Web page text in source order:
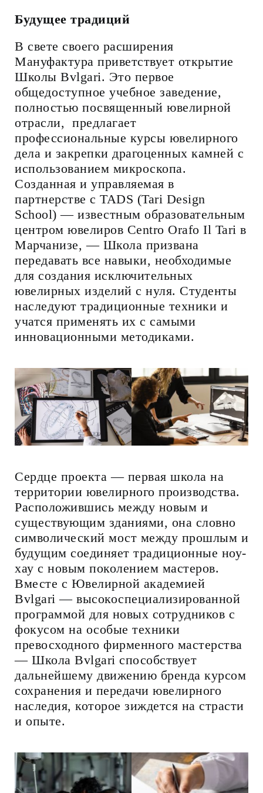
Будущее традиций
В свете своего расширения
Мануфактура приветствует открытие
Школы Bvlgari. Это первое
общедоступное учебное заведение,
полностью посвященный ювелирной
отрасли, предлагает
профессиональные курсы ювелирного
дела и закрепки драгоценных камней с
использованием микроскопа.
Созданная и управляемая в
партнерстве с TADS (Tari Design
School) — известным образовательным
центром ювелиров Centro Orafo Il Tari в
Марчанизе, — Школа призвана
передавать все навыки, необходимые
для создания исключительных
ювелирных изделий с нуля. Студенты
наследуют традиционные техники и
учатся применять их с самыми
инновационными методиками.
Сердце проекта — первая школа на
территории ювелирного производства.
Расположившись между новым и
существующим зданиями, она словно
символический мост между прошлым и
будущим соединяет традиционные ноу-
хау с новым поколением мастеров.
Вместе с Ювелирной академией
Bvlgari — высокоспециализированной
программой для новых сотрудников с
фокусом на особые техники
превосходного фирменного мастерства
— Школа Bvlgari способствует
дальнейшему движению бренда курсом
сохранения и передачи ювелирного
наследия, которое зиждется на страсти
и опыте.